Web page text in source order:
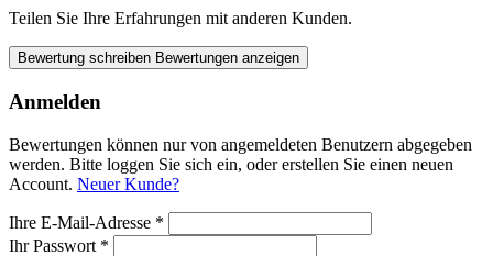
Teilen Sie Ihre Erfahrungen mit anderen Kunden.
Bewertung schreiben Bewertungen anzeigen
Anmelden
Bewertungen können nur von angemeldeten Benutzern abgegeben
werden. Bitte loggen Sie sich ein, oder erstellen Sie einen neuen
Account. Neuer Kunde?
Ihre E-Mail-Adresse *
Ihr Passwort *